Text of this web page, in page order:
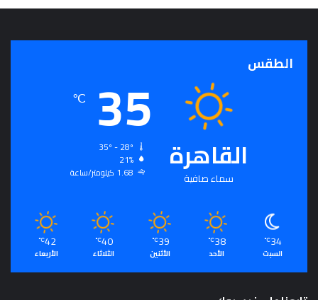
الطقس
القاهرة
سماء صافية
35
℃
21%
1.68 كيلومتر/ساعة
34
℃
السبت
38
℃
الأحد
39
℃
الأثنين
40
℃
الثلاثاء
42
℃
الأربعاء